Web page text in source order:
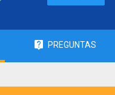
PREGUNTAS